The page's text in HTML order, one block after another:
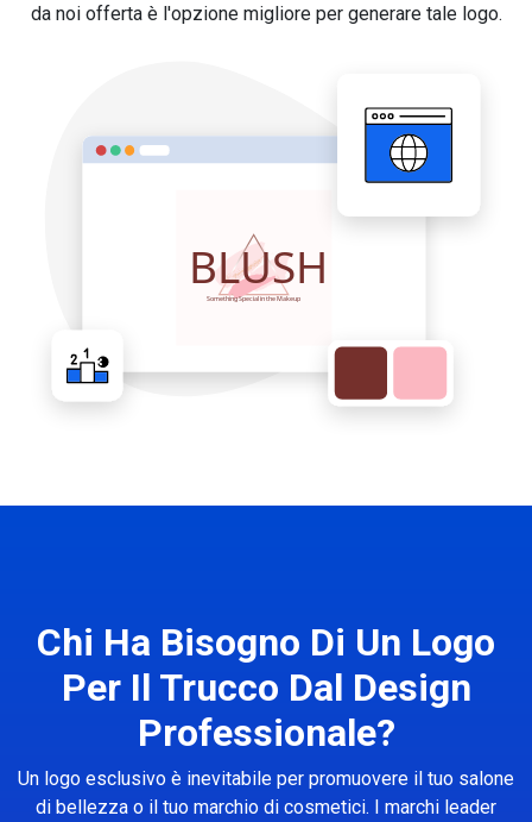
da noi offerta è l'opzione migliore per generare tale logo.
Chi Ha Bisogno Di Un Logo
Per Il Trucco Dal Design
Professionale?
Un logo esclusivo è inevitabile per promuovere il tuo salone
di bellezza o il tuo marchio di cosmetici. I marchi leader